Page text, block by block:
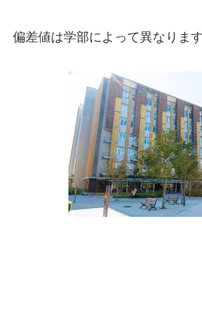
偏差値は学部によって異なりま